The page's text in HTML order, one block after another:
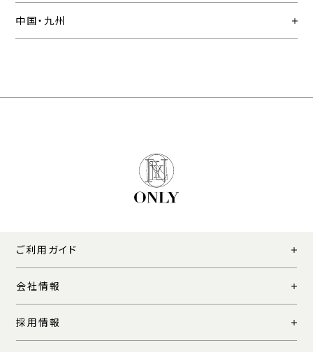
中国・九州
ご利用ガイド
会社情報
採用情報